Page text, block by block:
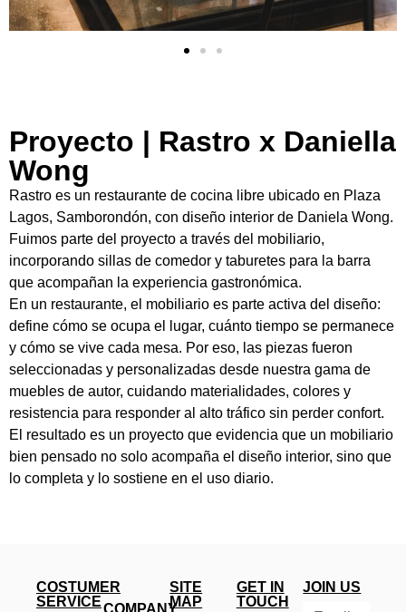
Proyecto | Rastro x Daniella
Wong
Rastro es un restaurante de cocina libre ubicado en Plaza
Lagos, Samborondón, con diseño interior de Daniela Wong.
Fuimos parte del proyecto a través del mobiliario,
incorporando sillas de comedor y taburetes para la barra
que acompañan la experiencia gastronómica.
En un restaurante, el mobiliario es parte activa del diseño:
define cómo se ocupa el lugar, cuánto tiempo se permanece
y cómo se vive cada mesa. Por eso, las piezas fueron
seleccionadas y personalizadas desde nuestra gama de
muebles de autor, cuidando materialidades, colores y
resistencia para responder al alto tráfico sin perder confort.
El resultado es un proyecto que evidencia que un mobiliario
bien pensado no solo acompaña el diseño interior, sino que
lo completa y lo sostiene en el uso diario.
COSTUMER
SERVICE
SITE
MAP
GET IN
TOUCH
JOIN US